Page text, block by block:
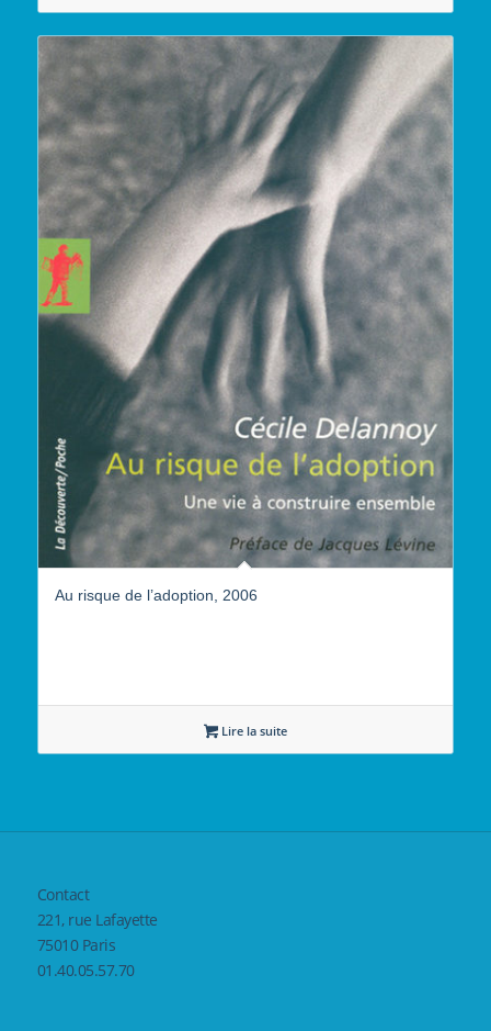
Au risque de l’adoption, 2006
Lire la suite
Contact
221, rue Lafayette
75010 Paris
01.40.05.57.70